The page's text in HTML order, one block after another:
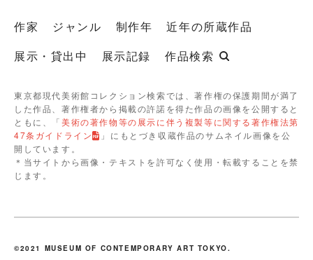
作家 ジャンル 制作年
近年の所蔵作品
展示・貸出中
展示記録 作品検索
東京都現代美術館コレクション検索では、著作権の保護期間が満了
した作品、著作権者から掲載の許諾を得た作品の画像を公開すると
ともに、「美術の著作物等の展示に伴う複製等に関する著作権法第
47条ガイドライン
」にもとづき収蔵作品のサムネイル画像を公
開しています。
＊当サイトから画像・テキストを許可なく使用・転載することを禁
じます。
©2021 MUSEUM OF CONTEMPORARY ART TOKYO.